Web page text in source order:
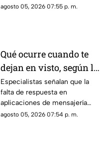
planificación y el manejo de
agosto 05, 2026 07:55 p. m.
Qué ocurre cuando te
dejan en visto, según la
psicología
Especialistas señalan que la
falta de respuesta en
aplicaciones de mensajería
puede tener efectos
agosto 05, 2026 07:54 p. m.